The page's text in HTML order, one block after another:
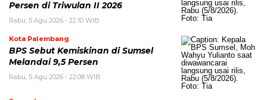
Persen di Triwulan II 2026
Rabu, 5 Agu 2026 - 22:10 WIB
Kota Palembang
BPS Sebut Kemiskinan di Sumsel
Melandai 9,5 Persen
Rabu, 5 Agu 2026 - 22:08 WIB